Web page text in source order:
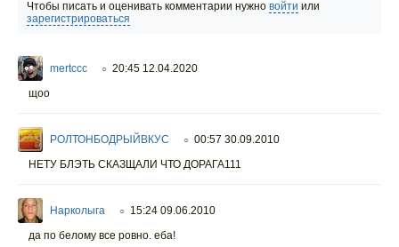
Чтобы писать и оценивать комментарии нужно войти или
зарегистрироваться
mertccc ○ 20:45 12.04.2020
щоо
РОЛТОНБОДРЫЙВКУС ○ 00:57 30.09.2010
НЕТУ БЛЭТЬ СКАЗЩАЛИ ЧТО ДОРАГА111
Нарколыга ○ 15:24 09.06.2010
да по белому все ровно. еба!